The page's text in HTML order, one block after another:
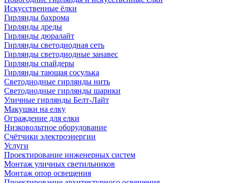
Искусственные ёлки
Гирлянды бахрома
Гирлянды дреды
Гирлянды дюралайт
Гирлянды светодиодная сеть
Гирлянды светодиодные занавес
Гирлянды спайдеры
Гирлянды тающая сосулька
Светодиодные гирлянды нить
Светодиодные гирлянды шарики
Уличные гирлянды Белт-Лайт
Макушки на елку
Ограждение для елки
Низковольтное оборудование
Счётчики электроэнергии
Услуги
Проектирование инженерных систем
Монтаж уличных светильников
Монтаж опор освещения